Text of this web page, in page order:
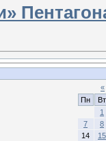
«
Пн
Вт
1
7
8
14
15